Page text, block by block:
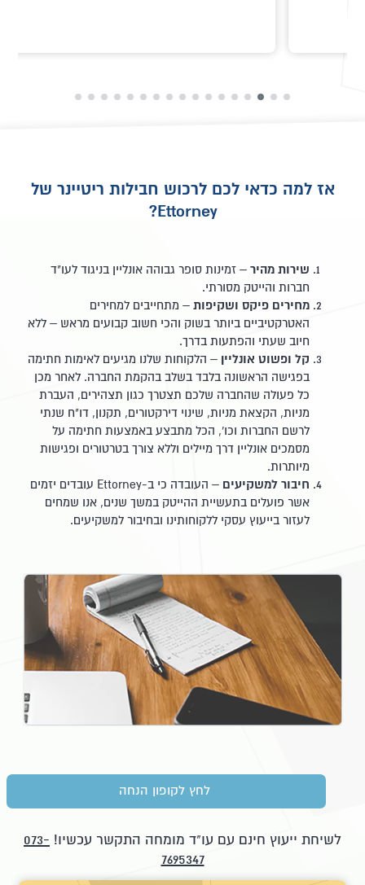
אז למה כדאי לכם לרכוש חבילות ריטיינר של
Ettorney?
שירות מהיר – זמינות סופר גבוהה אונליין בניגוד לעו"ד
חברות והייטק מסורתי.
מחירים פיקס ושקיפות – מתחייבים למחירים
האטרקטיביים ביותר בשוק והכי חשוב קבועים מראש – ללא
חיוב שעתי והפתעות בדרך.
קל ופשוט אונליין
– הלקוחות שלנו מגיעים לאימות חתימה
בפגישה הראשונה בלבד בשלב בהקמת החברה. לאחר מכן
כל פעולה שהחברה שלכם תצטרך כגון תצהירים, העברת
מניות, הקצאת מניות, שינוי דירקטורים, תקנון, דו"ח שנתי
לרשם החברות וכו', הכל מתבצע באמצעות חתימה על
מסמכים אונליין דרך מיילים וללא צורך בטרטורים ופגישות
מיותרות.
חיבור למשקיעים
– העובדה כי ב-Ettorney עובדים יזמים
אשר פועלים בתעשיית ההייטק במשך שנים, אנו שמחים
לעזור בייעוץ עסקי ללקוחותינו ובחיבור למשקיעים.
לחץ לקופון הנחה
לשיחת ייעוץ חינם עם עו"ד מומחה התקשר עכשיו! 073-
7695347